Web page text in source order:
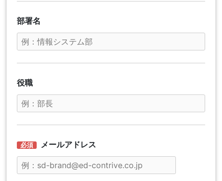
部署名
役職
メールアドレス